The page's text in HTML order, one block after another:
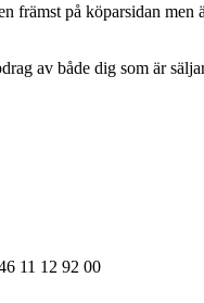
främst på köparsidan
av både dig som är
11 12 92 00